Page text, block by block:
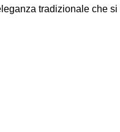
tradizionale che si